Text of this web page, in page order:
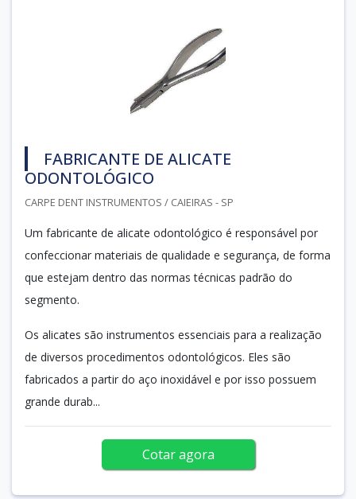
FABRICANTE DE ALICATE
ODONTOLÓGICO
CARPE DENT INSTRUMENTOS / CAIEIRAS - SP
Um fabricante de alicate odontológico é responsável por
confeccionar materiais de qualidade e segurança, de forma
que estejam dentro das normas técnicas padrão do
segmento.
Os alicates são instrumentos essenciais para a realização
de diversos procedimentos odontológicos. Eles são
fabricados a partir do aço inoxidável e por isso possuem
grande durab...
Cotar agora